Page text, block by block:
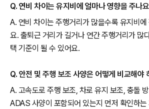
Q. 연비 차이는 유지비에 얼마나 영향을 주나
A. 연비 차이는 주행거리가 많을수록 유지비
요. 출퇴근 거리가 길거나 연간 주행거리가 많
택 기준이 될 수 있어요.
Q. 안전 및 주행 보조 사양은 어떻게 비교해야
A. 고속도로 주행 보조, 차로 유지 보조, 충돌
ADAS 사양이 포함되어 있는지 먼저 확인하는